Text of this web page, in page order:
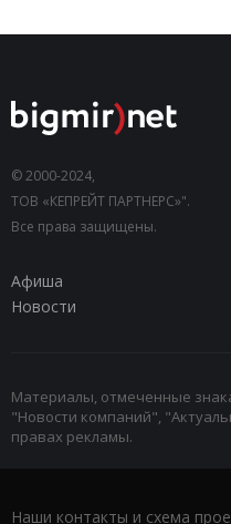
© 2000-2024,
ТОВ «КЕПРЕЙТ ПАРТНЕРС»".
Все права защищены.
Афиша
Новости
Материалы, отмеченные
"Новости компаний",
правах рекламы.
Наши контакты и схема